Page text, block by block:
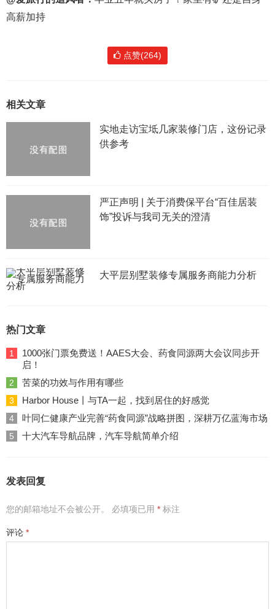
高薪加持
点赞(264)
相关文章
实地走访宝坻几家装修门店，这份记录
供参考
严正声明 | 关于消费保平台“百佳居装
饰”投诉与我司无关的澄清
大平层别墅装修专属服务商能力分析
热门文章
1
1000张门票免费送！AAES大会、药食同源两大会议同步开
启！
2 苦菜的功效与作用有哪些
3 Harbor House丨与TA一起，找到居住的好感觉
4 叶同仁健康产业完善“药食同源”战略拼图，深耕万亿蓝海市场
5 十大汽车导航品牌，汽车导航简单介绍
发表回复
您的邮箱地址不会被公开。 必填项已用 * 标注
评论 *